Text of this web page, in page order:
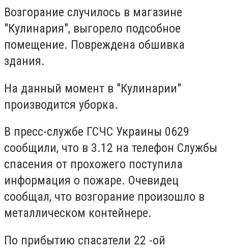
Возгорание случилось в магазине
"Кулинария", выгорело подсобное
помещение. Повреждена обшивка
здания.
На данный момент в "Кулинарии"
производится уборка.
В пресс-службе ГСЧС Украины 0629
сообщили, что в 3.12 на телефон Службы
спасения от прохожего поступила
информация о пожаре. Очевидец
сообщал, что возгорание произошло в
металлическом контейнере.
По прибытию спасатели 22 -ой